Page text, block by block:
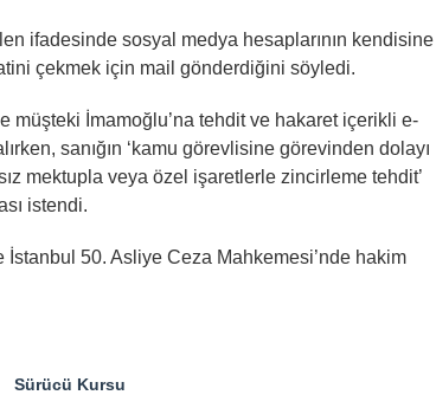
ifadesinde sosyal medya hesaplarının kendisine
çekmek için mail gönderdiğini söyledi.
müşteki İmamoğlu’na tehdit ve hakaret içerikli e-
sanığın ‘kamu görevlisine görevinden dolayı
mektupla veya özel işaretlerle zincirleme tehdit’
istendi.
50. Asliye Ceza Mahkemesi’nde hakim
Sürücü Kursu